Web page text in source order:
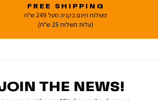
FREE SHIPPING
משלוח חינם בקניה מעל 249 ש"ח
(עלות משלוח 25 ש"ח)
THE NEWS!